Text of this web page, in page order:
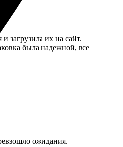
загрузила их на сайт.
была надежной, все
ожидания.